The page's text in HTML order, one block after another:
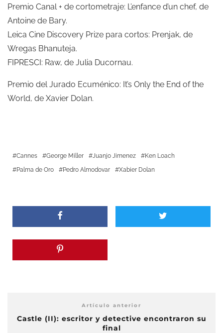
Premio Canal + de cortometraje: L’enfance d’un chef, de
Antoine de Bary.
Leica Cine Discovery Prize para cortos: Prenjak, de
Wregas Bhanuteja.
FIPRESCI: Raw, de Julia Ducornau.
Premio del Jurado Ecuménico: It’s Only the End of the
World, de Xavier Dolan.
Cannes George Miller Juanjo Jimenez
Ken Loach
Palma de Oro
Pedro Almodovar Xabier Dolan
Artículo anterior
Castle (II): escritor y detective encontraron su
final